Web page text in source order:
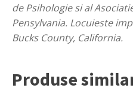
de Psihologie si al
Pensylvania. Locuieste
Bucks County, California.
Produse